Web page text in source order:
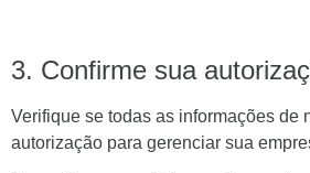
3. Confirme sua
Verifique se todas as informações de
autorização para gerenciar sua